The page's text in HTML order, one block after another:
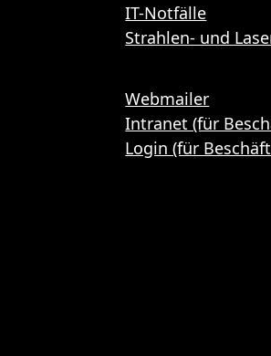
IT-Notfälle
Strahlen- und
Webmailer
Intranet (für
Login (für